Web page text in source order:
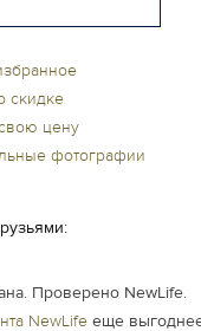
скидке
цену
фотографии
Проверено NewLife.
NewLifeеще